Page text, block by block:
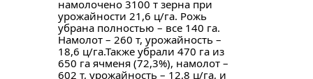
намолочено 3100 т зерна при
урожайности 21,6 ц/га. Рожь
убрана полностью – все 140 га.
Намолот – 260 т, урожайность –
18,6 ц/га.Также убрали 470 га из
650 га ячменя (72,3%), намолот –
602 т, урожайность – 12,8 ц/га, и